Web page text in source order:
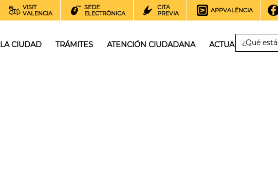
VISIT
VALENCIA
SEDE
ELECTRÓNICA
CITA
PREVIA
APPVALÈNCIA
LA CIUDAD TRÁMITES ATENCIÓN CIUDADANA ACTUALIDAD